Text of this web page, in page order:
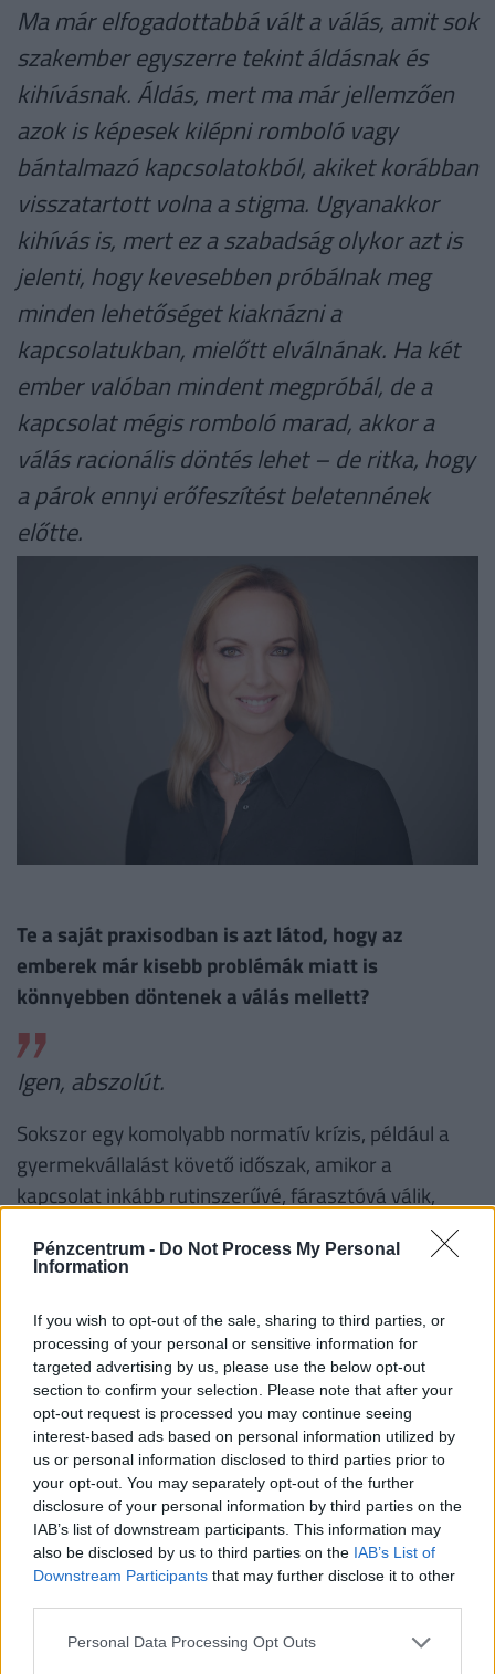
Pénzcentrum - Do Not Process My Personal
Information
If you wish to opt-out of the sale, sharing to third parties, or
processing of your personal or sensitive information for
targeted advertising by us, please use the below opt-out
section to confirm your selection. Please note that after your
opt-out request is processed you may continue seeing
interest-based ads based on personal information utilized by
us or personal information disclosed to third parties prior to
your opt-out. You may separately opt-out of the further
disclosure of your personal information by third parties on the
IAB’s list of downstream participants. This information may
also be disclosed by us to third parties on the IAB’s List of
Downstream Participants that may further disclose it to other
Personal Data Processing Opt Outs
Ma már elfogadottabbá vált a válás, amit sok
szakember egyszerre tekint áldásnak és
kihívásnak. Áldás, mert ma már jellemzően
azok is képesek kilépni romboló vagy
bántalmazó kapcsolatokból, akiket korábban
visszatartott volna a stigma. Ugyanakkor
kihívás is, mert ez a szabadság olykor azt is
jelenti, hogy kevesebben próbálnak meg
minden lehetőséget kiaknázni a
kapcsolatukban, mielőtt elválnának. Ha két
ember valóban mindent megpróbál, de a
kapcsolat mégis romboló marad, akkor a
válás racionális döntés lehet – de ritka, hogy
a párok ennyi erőfeszítést beletennének
előtte.
Te a saját praxisodban is azt látod, hogy az
emberek már kisebb problémák miatt is
könnyebben döntenek a válás mellett?
Igen, abszolút.
Sokszor egy komolyabb normatív krízis, például a
gyermekvállalást követő időszak, amikor a
kapcsolat inkább rutinszerűvé, fárasztóvá válik,
romantikán és a szórakozáson van a fókusz, hanem
merülnek fel – és ezekben az időszakokban gyakori
például a hűtlenség is. Már nem csak az a jellemző,
hogy a házaspárok akkor válnak, amikor kirepülnek
a gyerekek, hanem sokszor jóval korábban.
Az emberek ma más tudattal köteleződnek el.
Egyre gyakoribb, hogy előre gondolkodnak:
házasságkötés előtt jogi megállapodásokat kötnek,
ami megkönnyítheti a válási folyamatot, ha szükség
lenne rá. Tehát már a kapcsolat elején ott van a
gondolat, hogy „mi van, ha mégsem működik?”. Ez a
tudat részben nyugalmat adhat – biztonságérzetet